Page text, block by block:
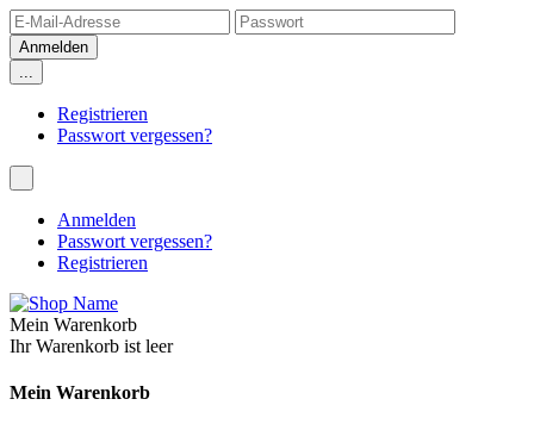
...
Registrieren
Passwort vergessen?
Anmelden
Passwort vergessen?
Registrieren
Mein Warenkorb
Ihr Warenkorb ist leer
Mein Warenkorb